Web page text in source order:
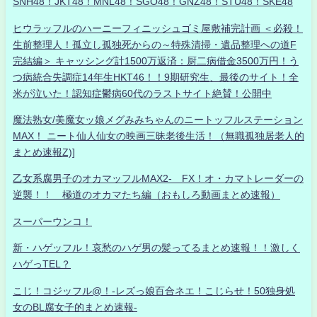
ヒウラッフルのハーニーフィニッシュゴミ屋敷補完計画 ＜必殺！
生前整理人！孤立し孤独死からの～特殊清掃・遺品整理への道F
完結編＞ キャッシング計1500万返済：厨二病借金3500万円！う
つ病統合失調症14年生HKT46！！9期研究生、最後のサイト！全
米が泣いた！認知症鬱病60代のラストサイト絶賛！公開中
魔法熟女/美魔女ッ娘メグみみちゃんのニートッフルステーション
MAX！ ニート仙人仙女の映画三昧老後生活！（無職孤独居老人的
まとめ速報Z)]
乙女系腐男子のオカマッフルMAX2- FX！オ・カマトレーダーの
逆襲！！ 極道のオカマたち編（おもしろ動画まとめ速報）
スーパーウンコ！
新・ハゲッフル！哀愁のハゲ男の髪ってるまとめ速報！！激しく
ハゲっTEL？
こじ！コジッフル@！-レズっ娘百合ネエ！こじらせ！50独身処
女のBL腐女子的まとめ速報-